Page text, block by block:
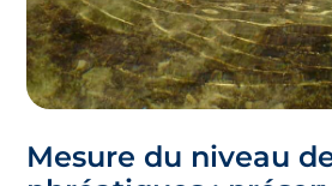
Mesure du niveau